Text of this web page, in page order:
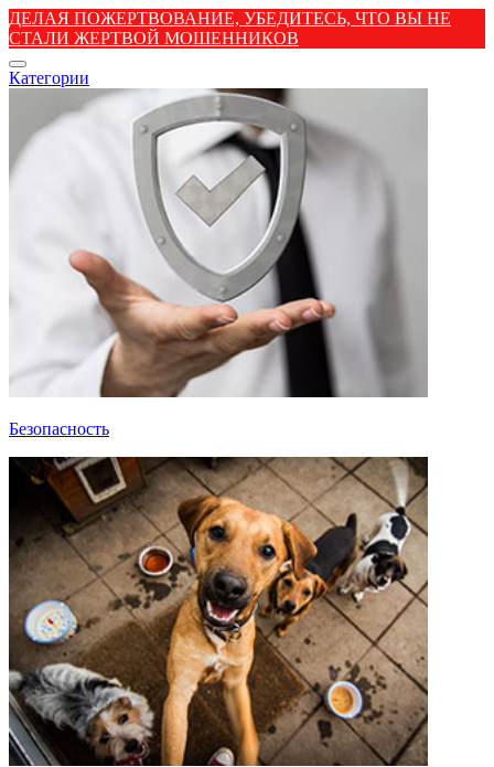
ДЕЛАЯ ПОЖЕРТВОВАНИЕ, УБЕДИТЕСЬ, ЧТО ВЫ НЕ
СТАЛИ ЖЕРТВОЙ МОШЕННИКОВ
Категории
Безопасность